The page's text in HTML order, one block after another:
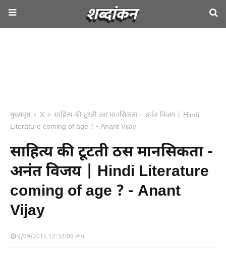
मुख्यपृष्ठ X
साहित्य की टूटती ठस मानसिकता - अनंत विजय | Hindi
Literature coming of age ? - Anant Vijay
साहित्य की टूटती ठस मानसिकता -
अनंत विजय | Hindi Literature
coming of age ? - Anant
Vijay
9/09/2015 12:32:00 Pm